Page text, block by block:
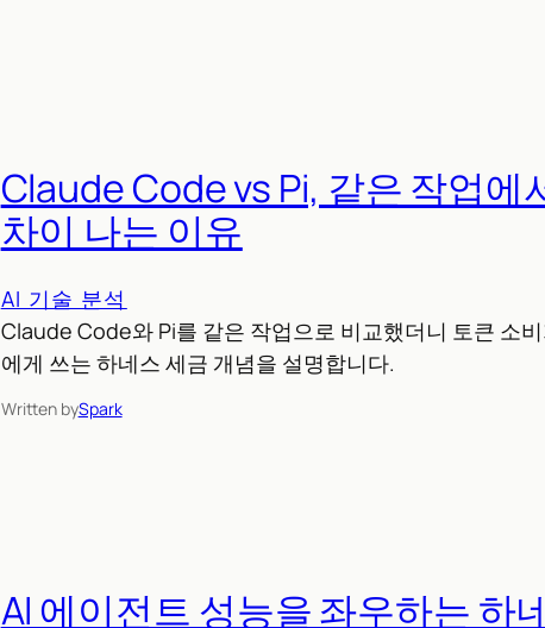
Claude Code vs Pi, 같은 작업에
차이 나는 이유
AI 기술 분석
Claude Code와 Pi를 같은 작업으로 비교했더니 토큰 소
에게 쓰는 하네스 세금 개념을 설명합니다.
Written bySpark
AI 에이전트 성능을 좌우하는 하